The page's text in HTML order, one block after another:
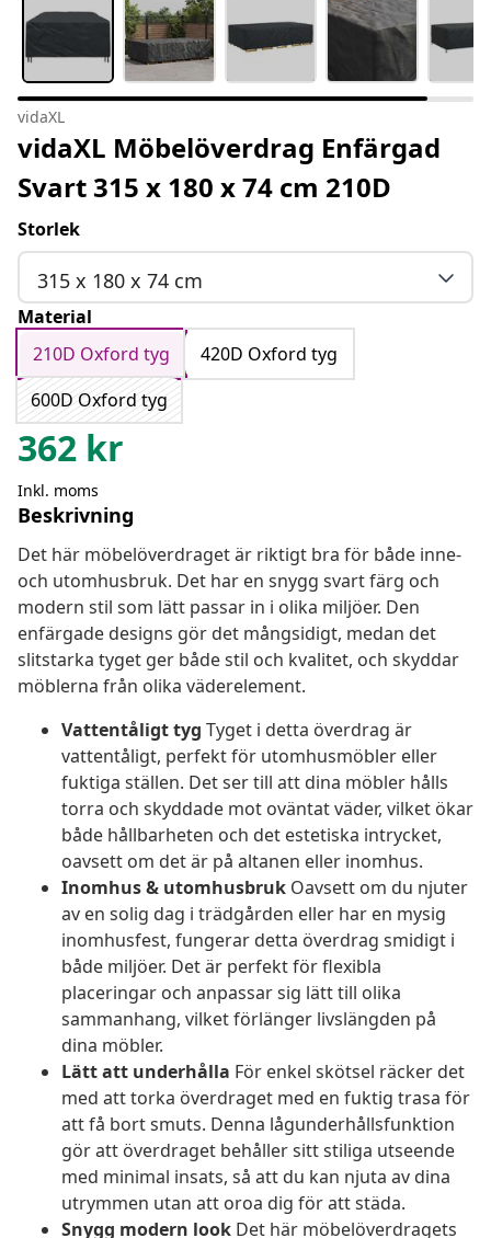
vidaXL
vidaXL Möbelöverdrag Enfärgad
Svart 315 x 180 x 74 cm 210D
Storlek
315 x 180 x 74 cm
Material
210D Oxford tyg
420D Oxford tyg
600D Oxford tyg
362 kr
Inkl. moms
Beskrivning
Det här möbelöverdraget är riktigt bra för både inne-
och utomhusbruk. Det har en snygg svart färg och
modern stil som lätt passar in i olika miljöer. Den
enfärgade designs gör det mångsidigt, medan det
slitstarka tyget ger både stil och kvalitet, och skyddar
möblerna från olika väderelement.
Vattentåligt tyg Tyget i detta överdrag är
vattentåligt, perfekt för utomhusmöbler eller
fuktiga ställen. Det ser till att dina möbler hålls
torra och skyddade mot oväntat väder, vilket ökar
både hållbarheten och det estetiska intrycket,
oavsett om det är på altanen eller inomhus.
Inomhus & utomhusbruk Oavsett om du njuter
av en solig dag i trädgården eller har en mysig
inomhusfest, fungerar detta överdrag smidigt i
både miljöer. Det är perfekt för flexibla
placeringar och anpassar sig lätt till olika
sammanhang, vilket förlänger livslängden på
dina möbler.
Lätt att underhålla För enkel skötsel räcker det
med att torka överdraget med en fuktig trasa för
att få bort smuts. Denna lågunderhållsfunktion
gör att överdraget behåller sitt stiliga utseende
med minimal insats, så att du kan njuta av dina
utrymmen utan att oroa dig för att städa.
Snygg modern look Det här möbelöverdragets